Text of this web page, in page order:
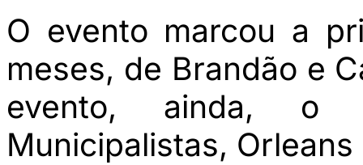
O evento marcou a
meses, de Brandão e
evento, ainda, o
Municipalistas,